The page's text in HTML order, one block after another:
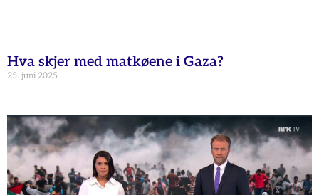
Hva skjer med matkøene i Gaza?
25. juni 2025